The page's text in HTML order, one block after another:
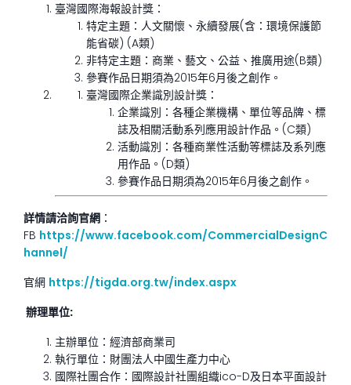
臺灣國際海報設計獎：
特定主題：人文關懷、永續發展(含：環境保護節
能省碳) (A類)
非特定主題：商業、藝文、公益、推廣用途(B類)
參賽作品日期須為2015年6月後之創作。
臺灣國際企業識別設計獎：
企業識別：各種企業機構、單位等品牌、標
誌及相關活動系列應用設計作品。(C類)
活動識別：各種商業性活動等標誌及系列應
用作品。(D類)
參賽作品日期須為2015年6月後之創作。
詳情請洽詢官網 ：
FB https://www.facebook.com/CommercialDesignC
hannel/
官網 https://tigda.org.tw/index.aspx
辦理單位:
主辦單位：經濟部商業司
執行單位：財團法人中國生產力中心
國際社團合作：國際設計社團組織ico-D及日本平面設計